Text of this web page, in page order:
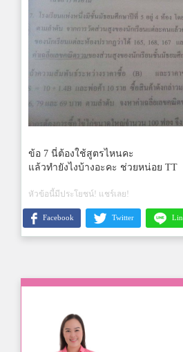
ข้อ 7 นี่ต้องใช้สูตรไหนคะ
แล้วทำยังไงบ้างอะคะ ช่วยหน่อย TT
หัวข้อนี้มีประโยชน์! แชร์เลย!
Facebook Twitter